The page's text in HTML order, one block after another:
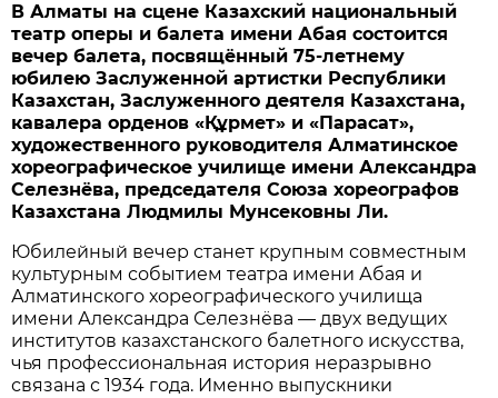
В Алматы на сцене Казахский национальный
театр оперы и балета имени Абая состоится
вечер балета, посвящённый 75-летнему
юбилею Заслуженной артистки Республики
Казахстан, Заслуженного деятеля Казахстана,
кавалера орденов «Құрмет» и «Парасат»,
художественного руководителя Алматинское
хореографическое училище имени Александра
Селезнёва, председателя Союза хореографов
Казахстана Людмилы Мунсековны Ли.
Юбилейный вечер станет крупным совместным
культурным событием театра имени Абая и
Алматинского хореографического училища
имени Александра Селезнёва — двух ведущих
институтов казахстанского балетного искусства,
чья профессиональная история неразрывно
связана с 1934 года. Именно выпускники